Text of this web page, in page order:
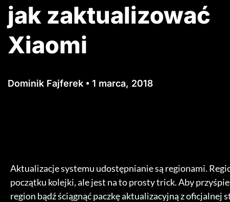
jak zaktualizować
Xiaomi
Dominik Fajferek 1 marca, 2018
Aktualizacje systemu udostępnianie są regionami.
początku kolejki, ale jest na to prosty trick. Aby
region bądź ściągnąć paczkę aktualizacyjną z oficjalnej